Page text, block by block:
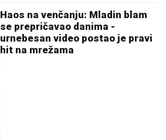
Haos na venčanju: Mladin blam
se prepričavao danima -
urnebesan video postao je pravi
hit na mrežama